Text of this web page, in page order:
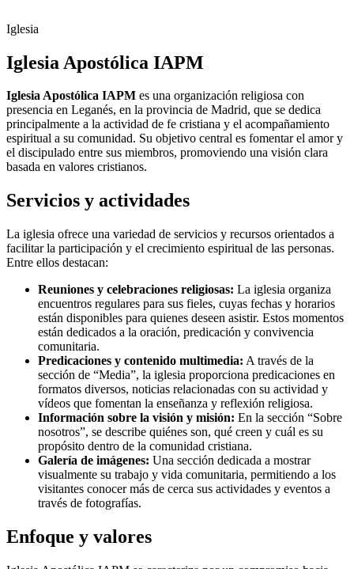
Iglesia
Iglesia Apostólica IAPM
Iglesia Apostólica IAPM es una organización religiosa con
presencia en Leganés, en la provincia de Madrid, que se dedica
principalmente a la actividad de fe cristiana y el acompañamiento
espiritual a su comunidad. Su objetivo central es fomentar el amor y
el discipulado entre sus miembros, promoviendo una visión clara
basada en valores cristianos.
Servicios y actividades
La iglesia ofrece una variedad de servicios y recursos orientados a
facilitar la participación y el crecimiento espiritual de las personas.
Entre ellos destacan:
Reuniones y celebraciones religiosas: La iglesia organiza
encuentros regulares para sus fieles, cuyas fechas y horarios
están disponibles para quienes deseen asistir. Estos momentos
están dedicados a la oración, predicación y convivencia
comunitaria.
Predicaciones y contenido multimedia: A través de la
sección de “Media”, la iglesia proporciona predicaciones en
formatos diversos, noticias relacionadas con su actividad y
vídeos que fomentan la enseñanza y reflexión religiosa.
Información sobre la visión y misión: En la sección “Sobre
nosotros”, se describe quiénes son, qué creen y cuál es su
propósito dentro de la comunidad cristiana.
Galería de imágenes: Una sección dedicada a mostrar
visualmente su trabajo y vida comunitaria, permitiendo a los
visitantes conocer más de cerca sus actividades y eventos a
través de fotografías.
Enfoque y valores